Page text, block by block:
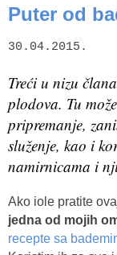
Puter od
30.04.2015.
Treći u nizu
plodova. Tu
pripremanje,
služenje, kao i
namirnicama i
Ako iole pratite
jedna od mojih
recepte sa